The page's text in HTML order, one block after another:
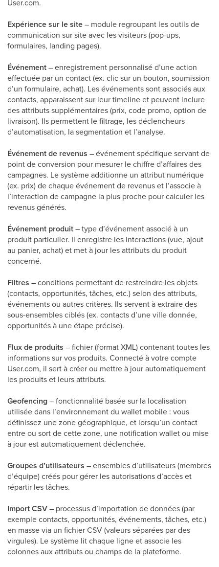
User.com.
Expérience sur le site– module regroupant les outils de
communication sur site avec les visiteurs (pop-ups,
formulaires, landing pages).
Événement– enregistrement personnalisé d’une action
effectuée par un contact (ex. clic sur un bouton, soumission
d’un formulaire, achat). Les événements sont associés aux
contacts, apparaissent sur leur timeline et peuvent inclure
des attributs supplémentaires (prix, code promo, option de
livraison). Ils permettent le filtrage, les déclencheurs
d’automatisation, la segmentation et l’analyse.
Événement de revenus – événement spécifique servant de
point de conversion pour mesurer le chiffre d’affaires des
campagnes. Le système additionne un attribut numérique
(ex. prix) de chaque événement de revenus et l’associe à
l’interaction de campagne la plus proche pour calculer les
revenus générés.
Événement produit– type d’événement associé à un
produit particulier. Il enregistre les interactions (vue, ajout
au panier, achat) et met à jour les attributs du produit
concerné.
Filtres – conditions permettant de restreindre les objets
(contacts, opportunités, tâches, etc.) selon des attributs,
événements ou autres critères. Ils servent à extraire des
sous-ensembles ciblés (ex. contacts d’une ville donnée,
opportunités à une étape précise).
Flux de produits – fichier (format XML) contenant toutes les
informations sur vos produits. Connecté à votre compte
User.com, il sert à créer ou mettre à jour automatiquement
les produits et leurs attributs.
Geofencing– fonctionnalité basée sur la localisation
utilisée dans l’environnement du wallet mobile : vous
définissez une zone géographique, et lorsqu’un contact
entre ou sort de cette zone, une notification wallet ou mise
à jour est automatiquement déclenchée.
Groupes d’utilisateurs – ensembles d’utilisateurs (membres
d’équipe) créés pour gérer les autorisations d’accès et
répartir les tâches.
Import CSV– processus d’importation de données (par
exemple contacts, opportunités, événements, tâches, etc.)
en masse via un fichier CSV (valeurs séparées par des
virgules). Le système lit chaque ligne et associe les
colonnes aux attributs ou champs de la plateforme.